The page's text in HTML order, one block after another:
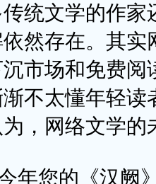
统文学的作
然存在。其
市场和免费
不太懂年轻
，网络文学
您的《汉阙》